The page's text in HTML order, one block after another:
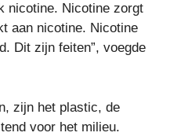
nicotine. Nicotine zorgt
aan nicotine. Nicotine
Dit zijn feiten”, voegde
zijn het plastic, de
voor het milieu.